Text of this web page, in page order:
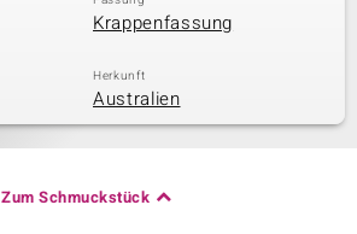
Krappenfassung
Herkunft
Australien
Zum Schmuckstück